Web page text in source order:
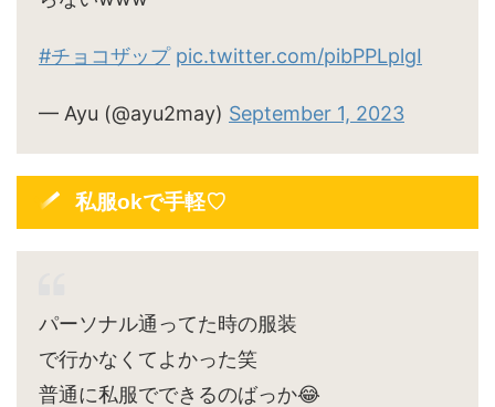
#チョコザップ pic.twitter.com/pibPPLplgI
— Ayu (@ayu2may) September 1, 2023
私服okで手軽♡
パーソナル通ってた時の服装
で行かなくてよかった笑
普通に私服でできるのばっか😂